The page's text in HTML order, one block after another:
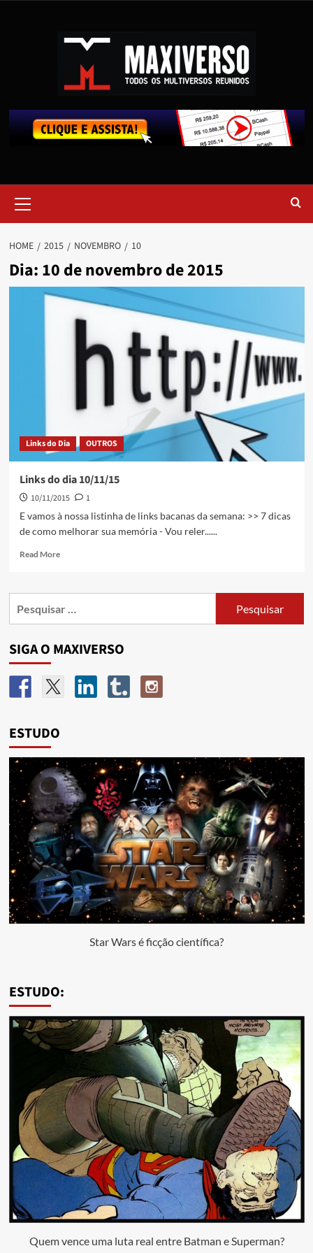
HOME 2015 NOVEMBRO 10
Dia: 10 de novembro de 2015
Links do Dia OUTROS
Links do dia 10/11/15
10/11/2015
1
E vamos à nossa listinha de links bacanas da semana: >> 7 dicas
de como melhorar sua memória - Vou reler......
Read More
SIGA O MAXIVERSO
ESTUDO
Star Wars é ficção científica?
ESTUDO:
Quem vence uma luta real entre Batman e Superman?